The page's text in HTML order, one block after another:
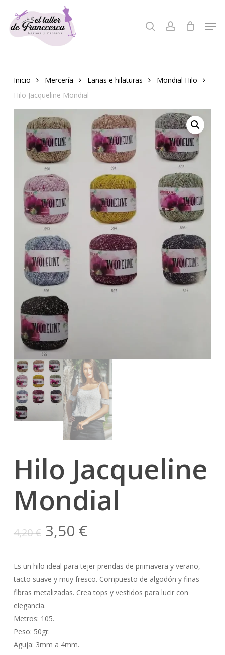
main
search account
Inicio Mercería Lanas e hilaturas
Mondial Hilo
Hilo Jacqueline Mondial
Hilo Jacqueline
Mondial
4,20€ El
precio
original
era:
4,20 €.
3,50 €El
actual
es:
3,50 €.
Es un hilo ideal para tejer prendas de primavera y verano,
tacto suave y muy fresco. Compuesto de algodón y finas
fibras metalizadas. Crea tops y vestidos para lucir con
elegancia.
Metros: 105.
Peso: 50gr.
Aguja: 3mm a 4mm.
Close